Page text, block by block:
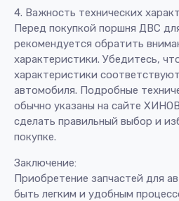
4. Важность технических
Перед покупкой поршня ДВС
рекомендуется обратить
характеристики. Убедитесь,
характеристики
автомобиля. Подробные
обычно указаны на сайте
сделать правильный выбор и
покупке.
Заключение:
Приобретение запчастей для
быть легким и удобным